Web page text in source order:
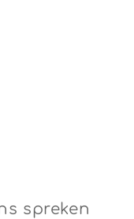
spreken